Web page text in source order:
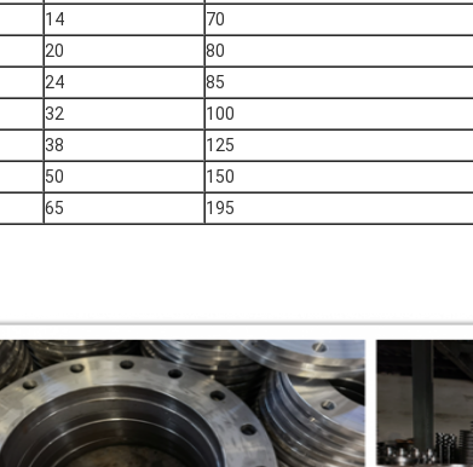
14 70
20 80
24 85
32 100
38 125
50 150
65 195